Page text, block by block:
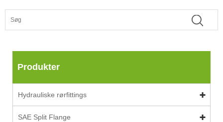
Produkter
Hydrauliske rørfittings
SAE Split Flange